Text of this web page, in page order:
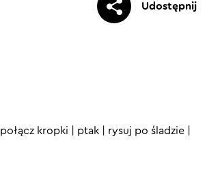
Udostępnij
połącz kropki ptak rysuj po śladzie